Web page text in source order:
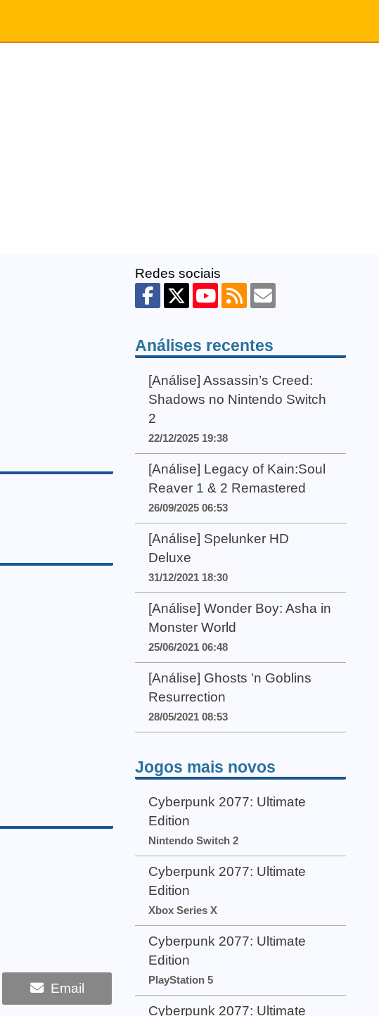
Email
Redes sociais
Análises recentes
[Análise] Assassin’s Creed:
Shadows no Nintendo Switch
2
22/12/2025 19:38
[Análise] Legacy of Kain:Soul
Reaver 1 & 2 Remastered
26/09/2025 06:53
[Análise] Spelunker HD
Deluxe
31/12/2021 18:30
[Análise] Wonder Boy: Asha in
Monster World
25/06/2021 06:48
[Análise] Ghosts 'n Goblins
Resurrection
28/05/2021 08:53
Jogos mais novos
Cyberpunk 2077: Ultimate
Edition
Nintendo Switch 2
Cyberpunk 2077: Ultimate
Edition
Xbox Series X
Cyberpunk 2077: Ultimate
Edition
PlayStation 5
Cyberpunk 2077: Ultimate